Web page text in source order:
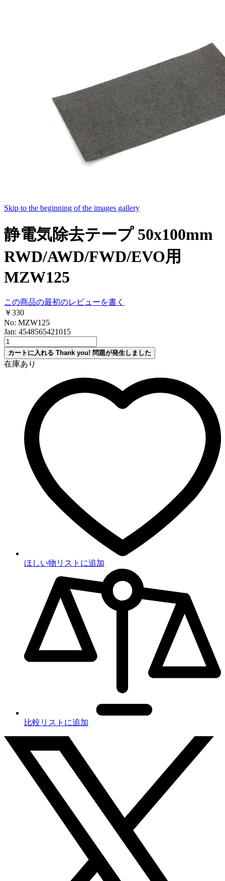
Skip to the beginning of the images gallery
静電気除去テープ 50x100mm
RWD/AWD/FWD/EVO用
MZW125
この商品の最初のレビューを書く
￥330
No: MZW125
Jan: 4548565421015
カートに入れる Thank you! 問題が発生しました
在庫あり
ほしい物リストに追加
比較リストに追加